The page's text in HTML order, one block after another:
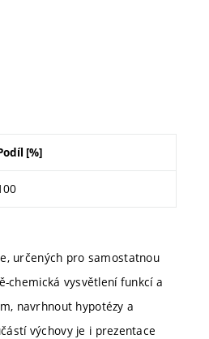
[%]
určených pro samostatnou
chemická vysvětlení funkcí a
navrhnout hypotézy a
výchovy je i prezentace